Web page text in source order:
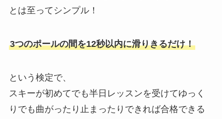
とは至ってシンプル！
3つのポールの間を12秒以内に滑りきるだけ！
という検定で、
スキーが初めてでも半日レッスンを受けてゆっく
りでも曲がったり止まったりできれば合格できる